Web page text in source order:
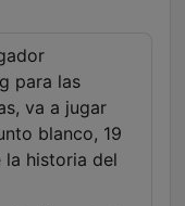
para las
va a jugar
blanco, 19
la historia del